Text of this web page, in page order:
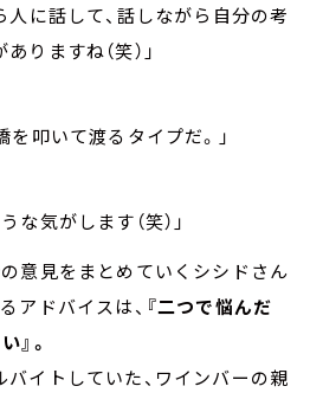
人に話して、話しながら自分の考
りますね（笑）」
を叩いて渡るタイプだ。」
な気がします（笑）」
意見をまとめていくシシドさん
アドバイスは、 『二つで悩んだ
』。
イトしていた、ワインバーの親